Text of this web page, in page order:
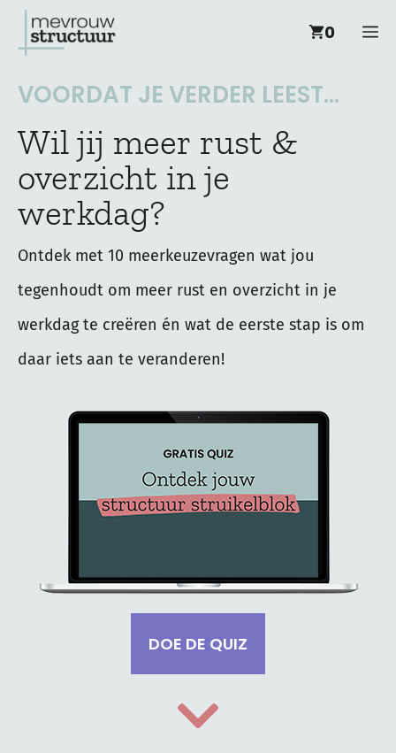
naar
0
VOORDAT JE VERDER LEEST...
Wil jij meer rust &
overzicht in je
werkdag?
Ontdek met 10 meerkeuzevragen wat jou
tegenhoudt om meer rust en overzicht in je
werkdag te creëren én wat de eerste stap is om
daar iets aan te veranderen!
DOE DE QUIZ